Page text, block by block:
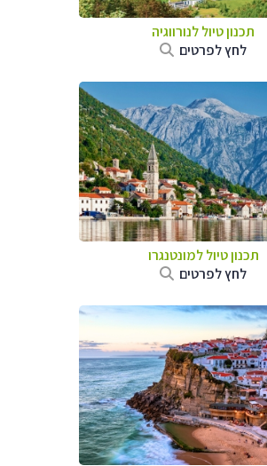
תכנון טיול לנורווגיה
לחץ לפרטים
תכנון טיול למונטנגרו
לחץ לפרטים